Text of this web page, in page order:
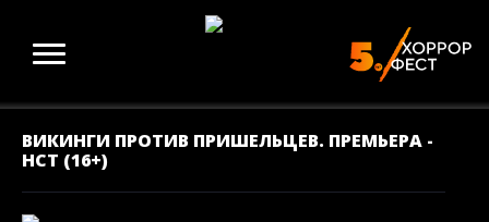
ВИКИНГИ ПРОТИВ ПРИШЕЛЬЦЕВ. ПРЕМЬЕРА -
НСТ (16+)